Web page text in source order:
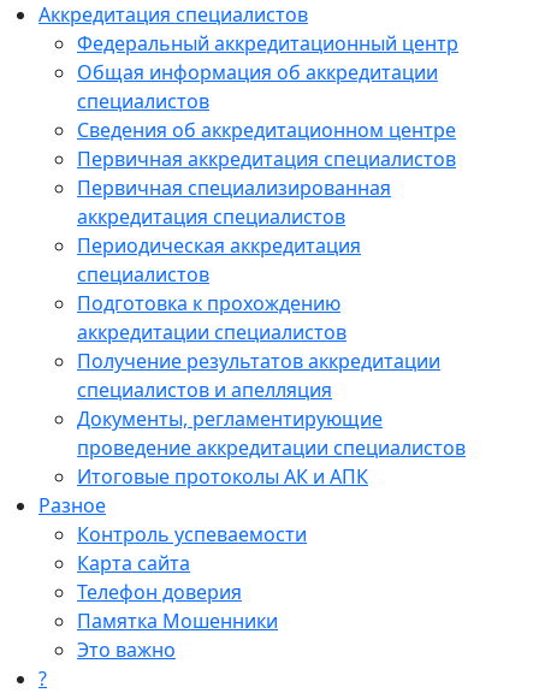
Аккредитация специалистов
Федеральный аккредитационный центр
Общая информация об аккредитации
специалистов
Сведения об аккредитационном центре
Первичная аккредитация специалистов
Первичная специализированная
аккредитация специалистов
Периодическая аккредитация
специалистов
Подготовка к прохождению
аккредитации специалистов
Получение результатов аккредитации
специалистов и апелляция
Документы, регламентирующие
проведение аккредитации специалистов
Итоговые протоколы АК и АПК
Разное
Контроль успеваемости
Карта сайта
Телефон доверия
Памятка Мошенники
Это важно
?